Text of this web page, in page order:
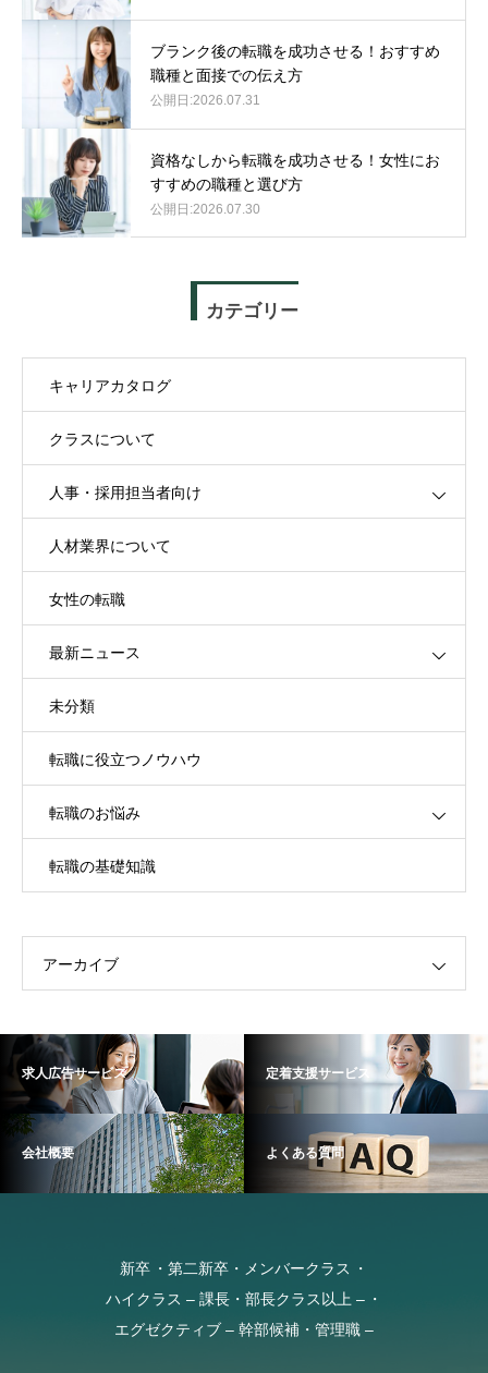
ブランク後の転職を成功させる！おすすめ
職種と面接での伝え方
2026.07.31
資格なしから転職を成功させる！女性にお
すすめの職種と選び方
2026.07.30
カテゴリー
キャリアカタログ
クラスについて
人事・採用担当者向け
人材業界について
女性の転職
最新ニュース
未分類
転職に役立つノウハウ
転職のお悩み
転職の基礎知識
アーカイブ
求人広告サービス 定着支援サービス
会社概要 よくある質問
新卒
第二新卒・メンバークラス
ハイクラス – 課長・部長クラス以上 –
エグゼクティブ – 幹部候補・管理職 –